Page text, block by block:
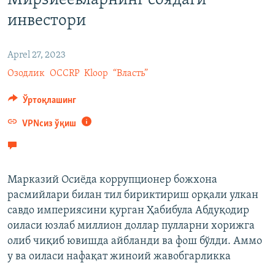
инвестори
Aprel 27, 2023
Озодлик OCCRP Kloop “Власть”
Ўртоқлашинг
VPNсиз ўқиш
Марказий Осиёда коррупционер божхона
расмийлари билан тил бириктириш орқали улкан
савдо империясини қурган Ҳабибула Абдуқодир
оиласи юзлаб миллион доллар пулларни хорижга
олиб чиқиб ювишда айбланди ва фош бўлди. Аммо
у ва оиласи нафақат жиноий жавобгарликка